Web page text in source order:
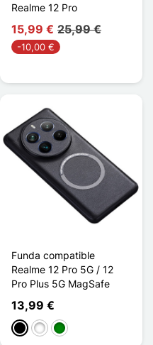
Realme 12 Pro
15,99 € 25,99 €
-10,00 €
Funda compatible
Realme 12 Pro 5G / 12
Pro Plus 5G MagSafe
13,99 €
NegroBlancoVerde